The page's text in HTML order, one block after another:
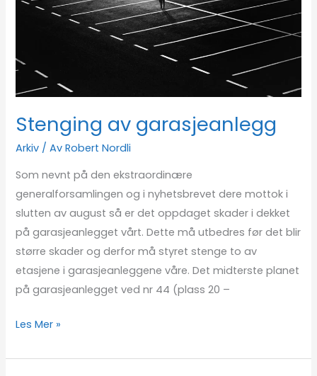
Stenging av garasjeanlegg
Arkiv / Av Robert Nordli
Som nevnt på den ekstraordinære
generalforsamlingen og i nyhetsbrevet dere mottok i
slutten av august så er det oppdaget skader i dekket
på garasjeanlegget vårt. Dette må utbedres før det blir
større skader og derfor må styret stenge to av
etasjene i garasjeanleggene våre. Det midterste planet
på garasjeanlegget ved nr 44 (plass 20 –
Les Mer »